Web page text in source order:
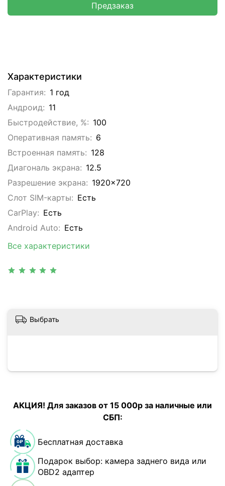
Характеристики
Гарантия: 1 год
Андроид: 11
Быстродействие, %: 100
Оперативная память: 6
Встроенная память: 128
Диагональ экрана: 12.5
Разрешение экрана: 1920x720
Слот SIM-карты: Eсть
CarPlay: Есть
Android Auto: Есть
Все характеристики
Предзаказ
Выбрать
АКЦИЯ! Для заказов от 15 000р за наличные или
СБП:
Бесплатная доставка
Подарок выбор: камера заднего вида или
OBD2 адаптер